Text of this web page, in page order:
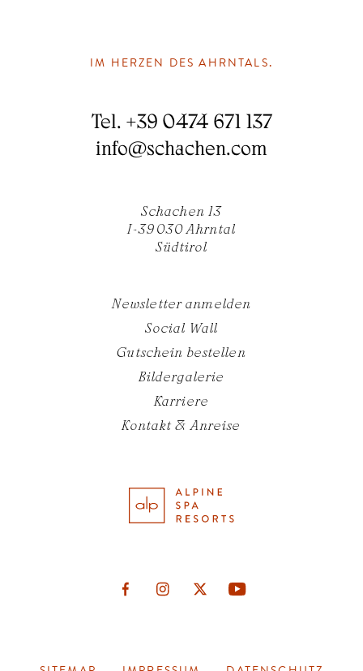
BILDERGALERIE
IM HERZEN DES AHRNTALS.
Tel. +39 0474 671 137
info@schachen.com
Schachen 13
I-39030 Ahrntal
Südtirol
Newsletter anmelden
Social Wall
Gutschein bestellen
Bildergalerie
Karriere
Kontakt & Anreise